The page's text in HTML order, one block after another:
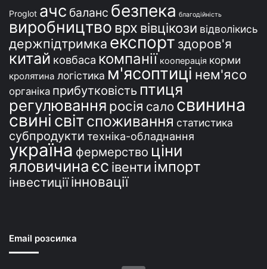
Proglot ачс баланс безпека благодійність
виробництво врх вівцікози відволікись
держпідтримка експорт здоров'я
китай ковбаса компанії кооперація корми
кролятина логістика м'ясоптиці нем'ясо
органіка прибутковість птиця
регулювання росія сало свинина
свині світспоживання статистика
субпродукти техніка-обладнання
україна фермерство ціни
яловичинаєс івенти імпорт
інвестиції інновації
Email розсилка